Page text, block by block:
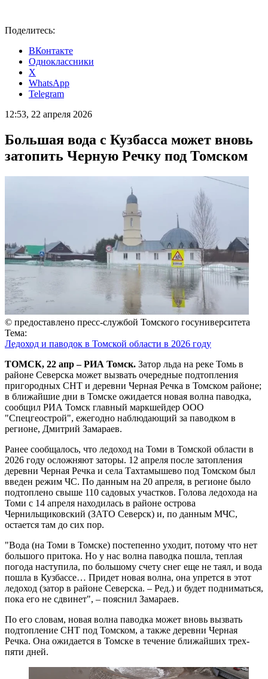
Поделитесь:
ВКонтакте
Одноклассники
X
WhatsApp
Telegram
12:53, 22 апреля 2026
Большая вода с Кузбасса может вновь
затопить Черную Речку под Томском
© предоставлено пресс-службой Томского госуниверситета
Тема:
Ледоход и паводок в Томской области в 2026 году
ТОМСК, 22 апр – РИА Томск. Затор льда на реке Томь в
районе Северска может вызвать очередные подтопления
пригородных СНТ и деревни Черная Речка в Томском районе;
в ближайшие дни в Томске ожидается новая волна паводка,
сообщил РИА Томск главный маркшейдер ООО
"Спецгеострой", ежегодно наблюдающий за паводком в
регионе, Дмитрий Замараев.
Ранее сообщалось, что ледоход на Томи в Томской области в
2026 году осложняют заторы. 12 апреля после затопления
деревни Черная Речка и села Тахтамышево под Томском был
введен режим ЧС. По данным на 20 апреля, в регионе было
подтоплено свыше 110 садовых участков. Голова ледохода на
Томи с 14 апреля находилась в районе острова
Чернильщиковский (ЗАТО Северск) и, по данным МЧС,
остается там до сих пор.
"Вода (на Томи в Томске) постепенно уходит, потому что нет
большого притока. Но у нас волна паводка пошла, теплая
погода наступила, по большому счету снег еще не таял, и вода
пошла в Кузбассе… Придет новая волна, она упрется в этот
ледоход (затор в районе Северска. – Ред.) и будет подниматься,
пока его не сдвинет", – пояснил Замараев.
По его словам, новая волна паводка может вновь вызвать
подтопление СНТ под Томском, а также деревни Черная
Речка. Она ожидается в Томске в течение ближайших трех-
пяти дней.